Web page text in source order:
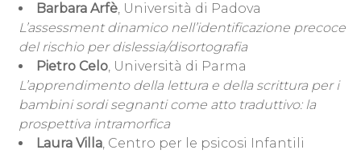
Barbara Arfè, Università di Padova
L’assessment dinamico nell’identificazione precoce
del rischio per dislessia/disortografia
Pietro Celo, Università di Parma
L’apprendimento della lettura e della scrittura per i
bambini sordi segnanti come atto traduttivo: la
prospettiva intramorfica
Laura Villa, Centro per le psicosi Infantili